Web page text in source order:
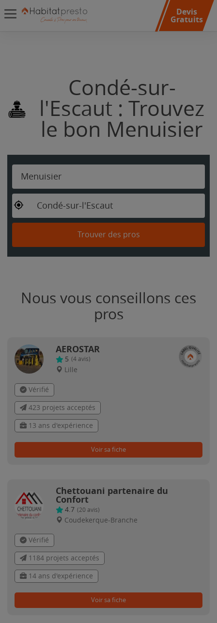
Devis
Gratuits
Condé-sur-
l'Escaut : Trouvez
le bon Menuisier
Menuisier
Condé-sur-l'Escaut
Trouver des pros
Nous vous conseillons ces
pros
AEROSTAR
5 (4 avis)
Lille
Vérifié
423 projets acceptés
13 ans d'expérience
Voir sa fiche
Chettouani partenaire du
Confort
4.7 (20 avis)
Coudekerque-Branche
Vérifié
1184 projets acceptés
14 ans d'expérience
Voir sa fiche